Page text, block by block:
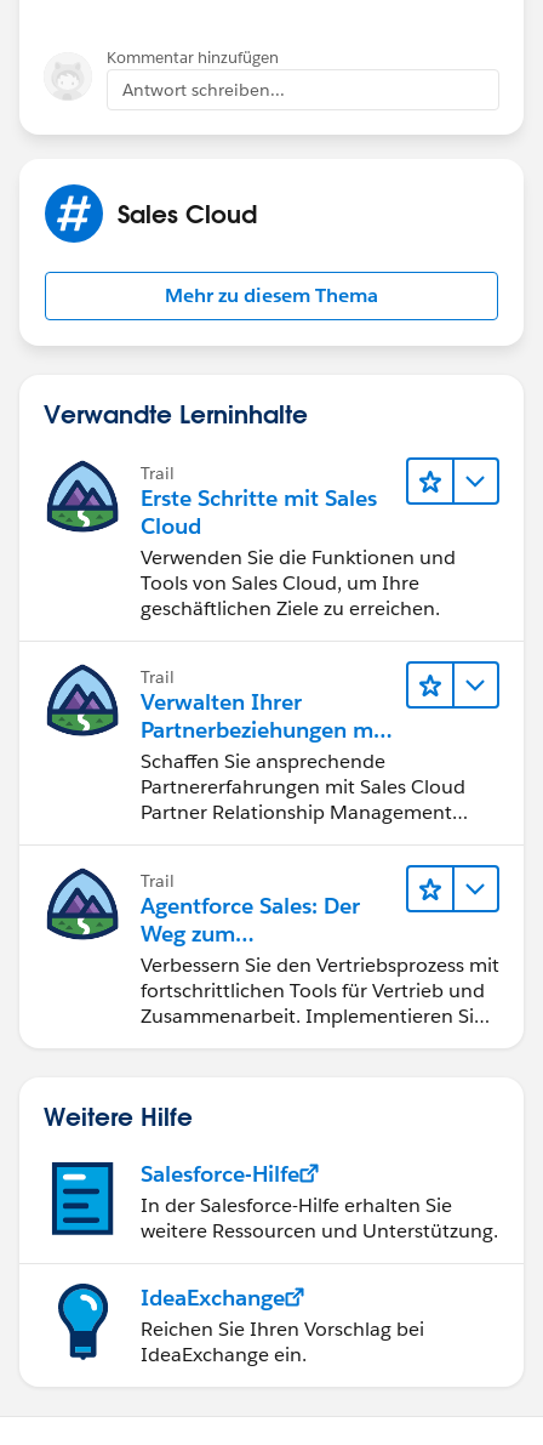
Kommentar hinzufügen
Antwort schreiben...
Sales Cloud
Mehr zu diesem Thema
Verwandte Lerninhalte
Trail
Erste Schritte mit Sales
Cloud
Verwenden Sie die Funktionen und
Tools von Sales Cloud, um Ihre
geschäftlichen Ziele zu erreichen.
Trail
Verwalten Ihrer
Partnerbeziehungen mit
Sales Cloud PRM
Schaffen Sie ansprechende
Partnererfahrungen mit Sales Cloud
Partner Relationship Management
Trail
Agentforce Sales: Der
Weg zum
Vertriebsspezialisten
Verbessern Sie den Vertriebsprozess mit
fortschrittlichen Tools für Vertrieb und
Zusammenarbeit. Implementieren Sie
Weitere Hilfe
Salesforce-Hilfe
In der Salesforce-Hilfe erhalten Sie
weitere Ressourcen und Unterstützung.
IdeaExchange
Reichen Sie Ihren Vorschlag bei
IdeaExchange ein.